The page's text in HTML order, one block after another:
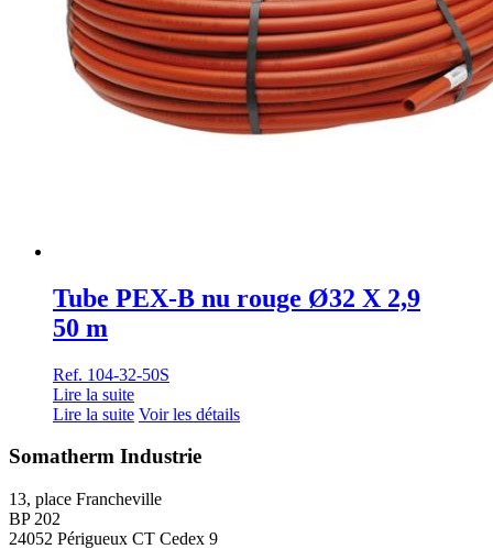
Tube PEX-B nu rouge Ø32 X 2,9
50 m
Ref. 104-32-50S
Lire la suite
Lire la suite Voir les détails
Somatherm Industrie
13, place Francheville
BP 202
24052 Périgueux CT Cedex 9